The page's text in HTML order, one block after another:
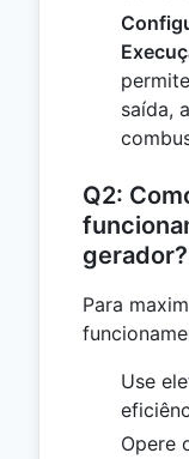
saída,
Q2:
gerador?
Para
Use
Opere